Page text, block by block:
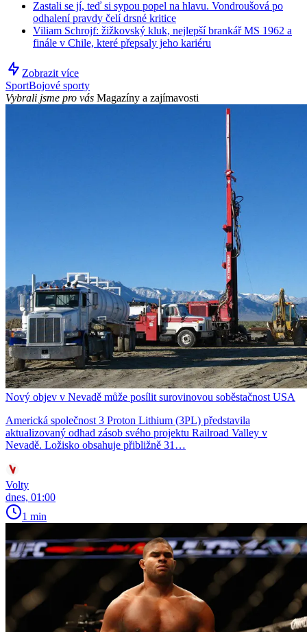
Zastali se jí, teď si sypou popel na hlavu. Vondroušová po
odhalení pravdy čelí drsné kritice
Viliam Schrojf: žižkovský kluk, nejlepší brankář MS 1962 a
finále v Chile, které přepsaly jeho kariéru
Zobrazit více
SportBojové sporty
Vybrali jsme pro vás Magazíny a zajímavosti
Nový objev v Nevadě může posílit surovinovou soběstačnost USA
Americká společnost 3 Proton Lithium (3PL) představila
aktualizovaný odhad zásob svého projektu Railroad Valley v
Nevadě. Ložisko obsahuje přibližně 31…
Volty
dnes, 01:00
1 min